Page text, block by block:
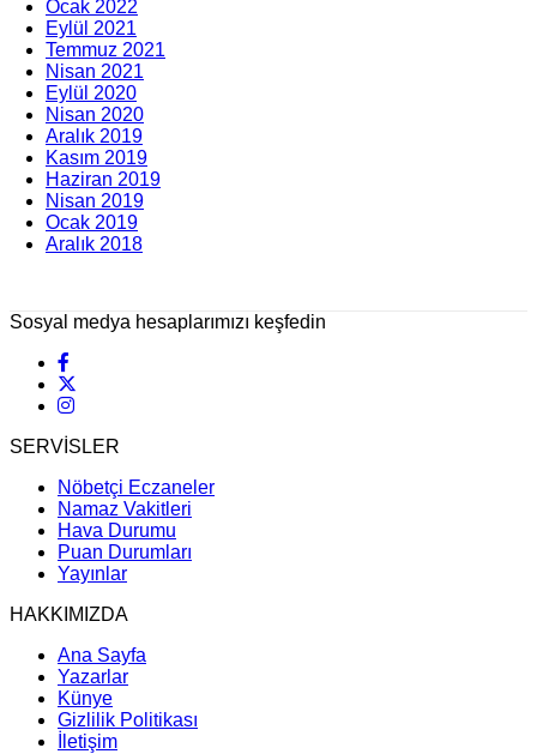
Ocak 2022
Eylül 2021
Temmuz 2021
Nisan 2021
Eylül 2020
Nisan 2020
Aralık 2019
Kasım 2019
Haziran 2019
Nisan 2019
Ocak 2019
Aralık 2018
Sosyal medya hesaplarımızı keşfedin
SERVİSLER
Nöbetçi Eczaneler
Namaz Vakitleri
Hava Durumu
Puan Durumları
Yayınlar
HAKKIMIZDA
Ana Sayfa
Yazarlar
Künye
Gizlilik Politikası
İletişim